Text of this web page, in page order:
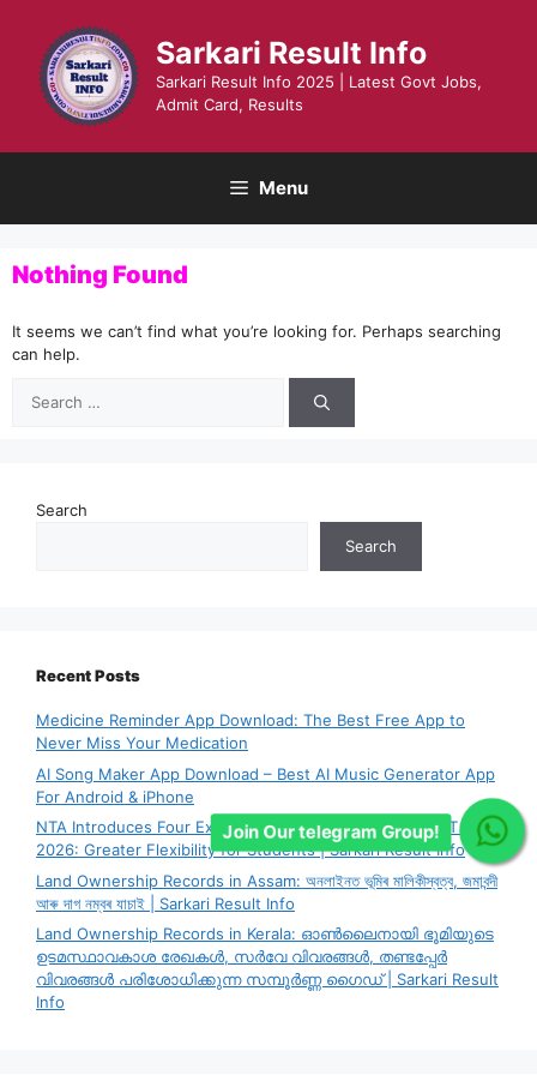
content
Sarkari Result Info
Sarkari Result Info 2025 | Latest Govt Jobs,
Admit Card, Results
Menu
Nothing Found
It seems we can’t find what you’re looking for. Perhaps searching
can help.
for:
Search
Search
Recent Posts
Medicine Reminder App Download: The Best Free App to
Never Miss Your Medication
AI Song Maker App Download – Best AI Music Generator App
For Android & iPhone
NTA Introduces Four Exam City Choice System for CUET PG
2026: Greater Flexibility for Students | Sarkari Result Info
Land Ownership Records in Assam: অনলাইনত ভূমিৰ মালিকীস্বত্ব, জমাবন্দী
আৰু দাগ নম্বৰ যাচাই | Sarkari Result Info
Land Ownership Records in Kerala: ഓൺലൈനായി ഭൂമിയുടെ
ഉടമസ്ഥാവകാശ രേഖകൾ, സർവേ വിവരങ്ങൾ, തണ്ടപ്പേർ
വിവരങ്ങൾ പരിശോധിക്കുന്ന സമ്പൂർണ്ണ ഗൈഡ് | Sarkari Result
Info
Join Our telegram Group!